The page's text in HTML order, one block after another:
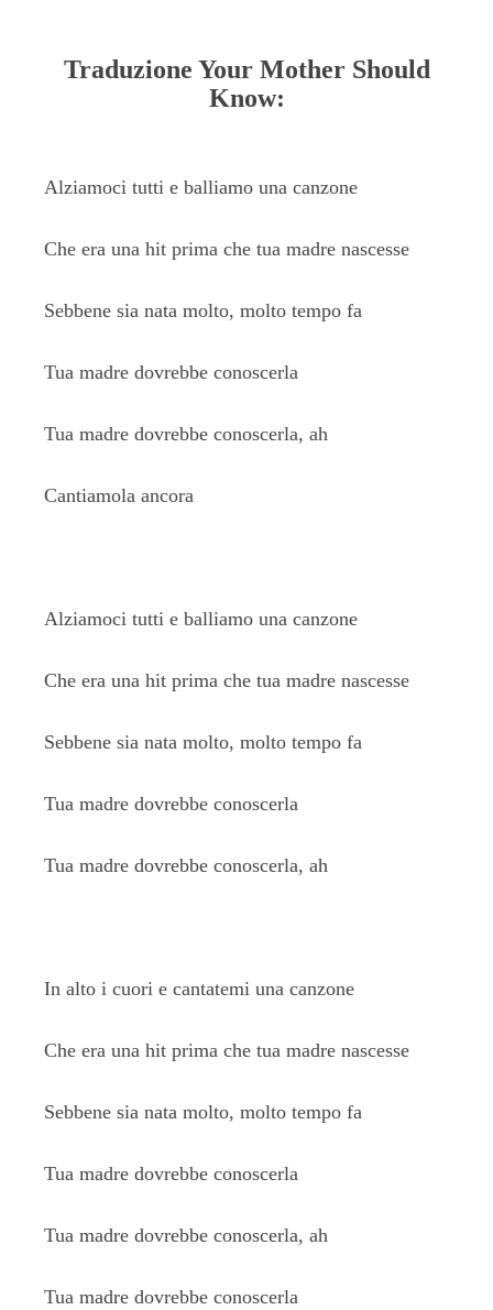
Traduzione Your Mother Should
Know:
Alziamoci tutti e balliamo una canzone
Che era una hit prima che tua madre nascesse
Sebbene sia nata molto, molto tempo fa
Tua madre dovrebbe conoscerla
Tua madre dovrebbe conoscerla, ah
Cantiamola ancora
Alziamoci tutti e balliamo una canzone
Che era una hit prima che tua madre nascesse
Sebbene sia nata molto, molto tempo fa
Tua madre dovrebbe conoscerla
Tua madre dovrebbe conoscerla, ah
In alto i cuori e cantatemi una canzone
Che era una hit prima che tua madre nascesse
Sebbene sia nata molto, molto tempo fa
Tua madre dovrebbe conoscerla
Tua madre dovrebbe conoscerla, ah
Tua madre dovrebbe conoscerla